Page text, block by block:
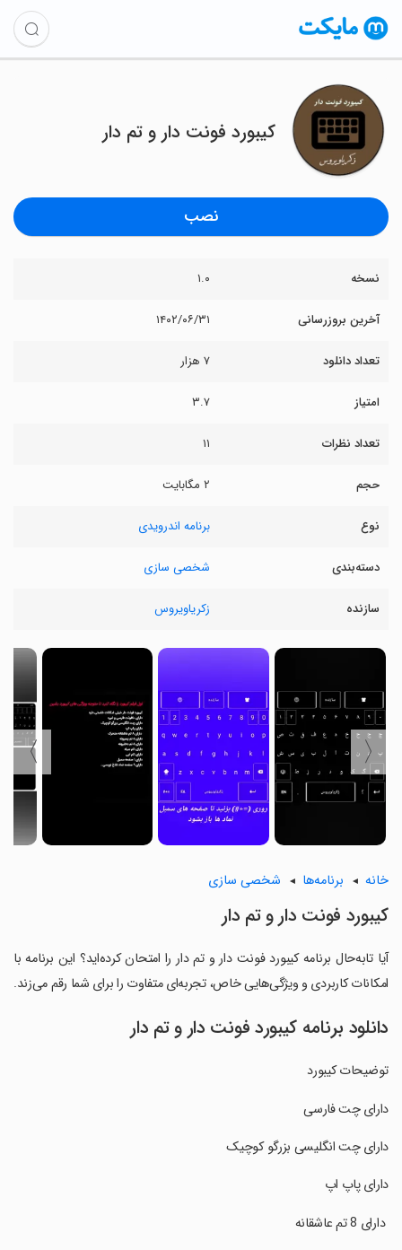
کیبورد فونت دار و تم دار
نصب
نسخه ۱.۰
آخرین بروزرسانی ۱۴۰۲/۰۶/۳۱
تعداد دانلود ۷ هزار
امتیاز ۳.۷
تعداد نظرات ۱۱
حجم ۲ مگابایت
نوع برنامه اندرویدی
دسته‌بندی شخصی سازی
سازنده زکریاویروس
〈
〉
خانه برنامه‌ها شخصی سازی
کیبورد فونت دار و تم دار
آیا تابه‌حال برنامه کیبورد فونت دار و تم دار را امتحان کرده‌اید؟ این برنامه با
امکانات کاربردی و ویژگی‌هایی خاص، تجربه‌ای متفاوت را برای شما رقم می‌زند.
دانلود برنامه کیبورد فونت دار و تم دار
توضیحات کیبورد
‏دارای چت فارسی
‏دارای چت انگلیسی بزرگو کوچیک
‏دارای پاپ اپ
‏ دارای 8 تم عاشقانه